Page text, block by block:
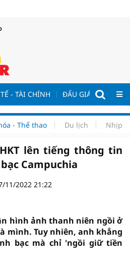
- TÀI CHÍNH ĐẤU GIÁ - ĐẤU
- Thể thao Du lịch Nhịp
lên tiếng thông tin
Campuchia
11/2022 21:22
hình ảnh thanh niên ngồi ở
mình. Tuy nhiên, anh khẳng
bạc mà chỉ 'ngồi giữ tiền